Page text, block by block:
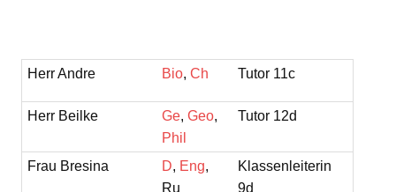
Herr Andre Bio,Ch Tutor 11c
Herr Beilke Ge,Geo,
Phil
Tutor 12d
Frau Bresina D, Eng,
Ru
Klassenleiterin
9d